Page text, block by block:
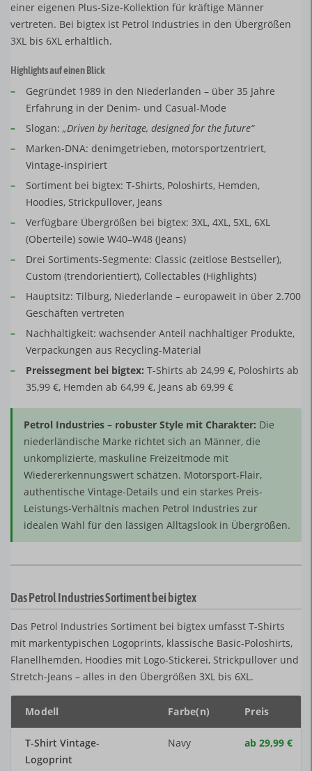
einer eigenen Plus-Size-Kollektion für kräftige Männer
vertreten. Bei bigtex ist Petrol Industries in den Übergrößen
3XL bis 6XL erhältlich.
Highlights auf einen Blick
–
Gegründet 1989 in den Niederlanden – über 35 Jahre
Erfahrung in der Denim- und Casual-Mode
–
Slogan: „Driven by heritage, designed for the future“
–
Marken-DNA: denimgetrieben, motorsportzentriert,
Vintage-inspiriert
–
Sortiment bei bigtex: T-Shirts, Poloshirts, Hemden,
Hoodies, Strickpullover, Jeans
–
Verfügbare Übergrößen bei bigtex: 3XL, 4XL, 5XL, 6XL
(Oberteile) sowie W40–W48 (Jeans)
–
Drei Sortiments-Segmente: Classic (zeitlose Bestseller),
Custom (trendorientiert), Collectables (Highlights)
–
Hauptsitz: Tilburg, Niederlande – europaweit in über 2.700
Geschäften vertreten
–
Nachhaltigkeit: wachsender Anteil nachhaltiger Produkte,
Verpackungen aus Recycling-Material
–
Preissegment bei bigtex: T-Shirts ab 24,99 €, Poloshirts ab
35,99 €, Hemden ab 64,99 €, Jeans ab 69,99 €
Petrol Industries – robuster Style mit Charakter: Die
niederländische Marke richtet sich an Männer, die
unkomplizierte, maskuline Freizeitmode mit
Wiedererkennungswert schätzen. Motorsport-Flair,
authentische Vintage-Details und ein starkes Preis-
Leistungs-Verhältnis machen Petrol Industries zur
idealen Wahl für den lässigen Alltagslook in Übergrößen.
Das Petrol Industries Sortiment bei bigtex
Das Petrol Industries Sortiment bei bigtex umfasst T-Shirts
mit markentypischen Logoprints, klassische Basic-Poloshirts,
Flanellhemden, Hoodies mit Logo-Stickerei, Strickpullover und
Stretch-Jeans – alles in den Übergrößen 3XL bis 6XL.
Modell Farbe(n) Preis
T-Shirt Vintage-
Logoprint
Navy ab 29,99 €